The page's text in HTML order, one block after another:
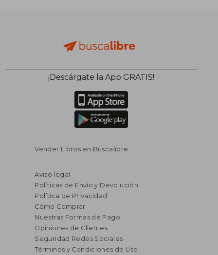
¡Descárgate la App GRATIS!
Vender Libros en Buscalibre
Aviso legal
Políticas de Envío y Devolución
Política de Privacidad
Cómo Comprar
Nuestras Formas de Pago
Opiniones de Clientes
Seguridad Redes Sociales
Términos y Condiciones de Uso